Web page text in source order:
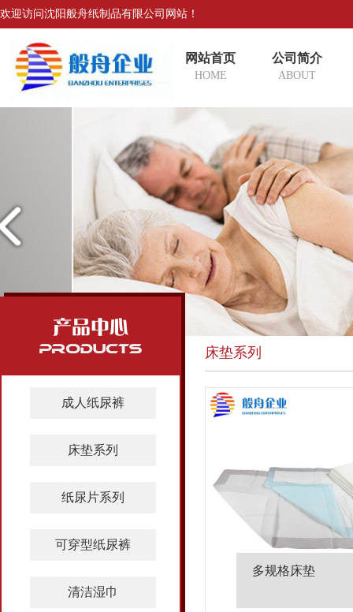
欢迎访问沈阳般舟纸制品有限公司网站！
网站首页
HOME
公司简介
ABOUT
床垫系列
多规格床垫
成人纸尿裤
床垫系列
纸尿片系列
可穿型纸尿裤
清洁湿巾